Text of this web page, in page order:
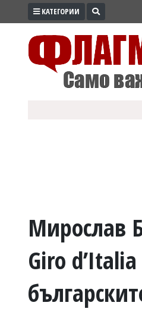
ПРОМО
ВОЙНАТА
УКРАЙНА
СПОРТ
РАЗСЛЕДВАНЕ
КАТЕГОРИИ
Мирослав
Giro